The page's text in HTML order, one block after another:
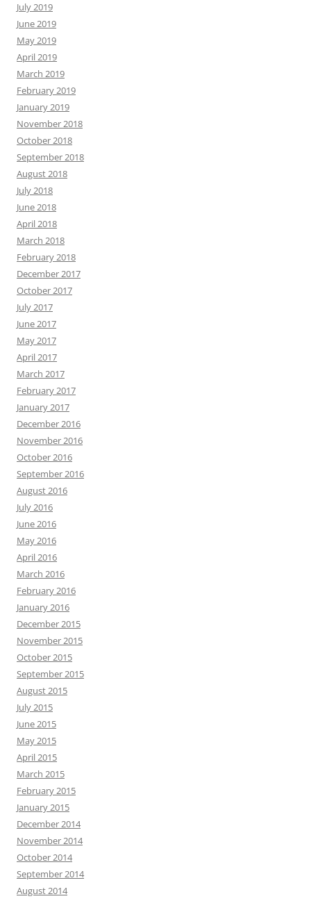
July 2019
June 2019
May 2019
April 2019
March 2019
February 2019
January 2019
November 2018
October 2018
September 2018
August 2018
July 2018
June 2018
April 2018
March 2018
February 2018
December 2017
October 2017
July 2017
June 2017
May 2017
April 2017
March 2017
February 2017
January 2017
December 2016
November 2016
October 2016
September 2016
August 2016
July 2016
June 2016
May 2016
April 2016
March 2016
February 2016
January 2016
December 2015
November 2015
October 2015
September 2015
August 2015
July 2015
June 2015
May 2015
April 2015
March 2015
February 2015
January 2015
December 2014
November 2014
October 2014
September 2014
August 2014